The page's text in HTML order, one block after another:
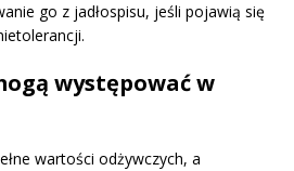
go z jadłospisu, jeśli pojawią się
występować w
wartości odżywczych, a